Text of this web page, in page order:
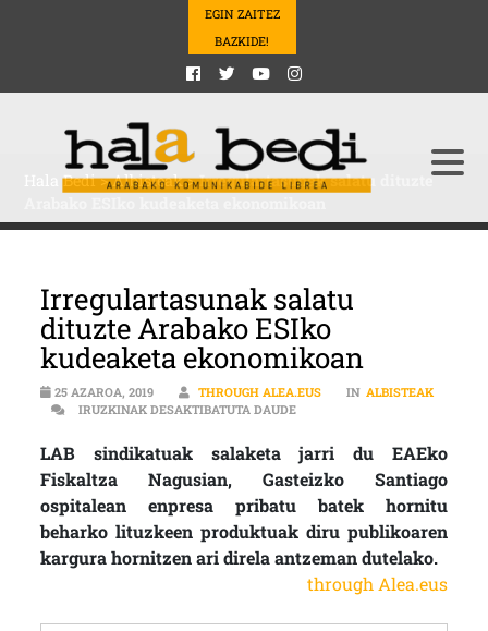
EGIN ZAITEZ
BAZKIDE!
Hala Bedi>Albisteak>Irregulartasunak salatu dituzte
Irregulartasunak salatu
dituzte Arabako ESIko
kudeaketa ekonomikoan
25 AZAROA, 2019 THROUGH ALEA.EUS IN ALBISTEAK
IRUZKINAK DESAKTIBATUTA DAUDEIRREGULARTASUNAK SALATU
LAB sindikatuak salaketa jarri du EAEko
Fiskaltza Nagusian, Gasteizko Santiago
ospitalean enpresa pribatu batek hornitu
beharko lituzkeen produktuak diru publikoaren
kargura hornitzen ari direla antzeman dutelako.
through Alea.eus